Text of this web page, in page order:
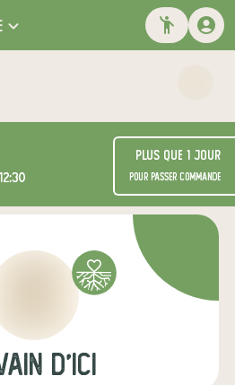
Plus que 1 jour
pour passer commande
D'ICI